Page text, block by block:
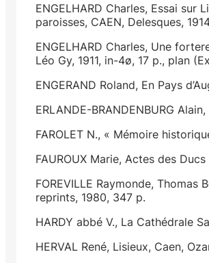
ENGELHARD Charles, Essai sur
paroisses, CAEN, Delesques,
ENGELHARD Charles, Une
Léo Gy, 1911, in-4ø, 17 p., plan
ENGERAND Roland, En Pays
ERLANDE-BRANDENBURG
FAROLET N., « Mémoire
FAUROUX Marie, Actes des
FOREVILLE Raymonde,
reprints, 1980, 347 p.
HARDY abbé V., La Cathédrale
HERVAL René, Lisieux, Caen,